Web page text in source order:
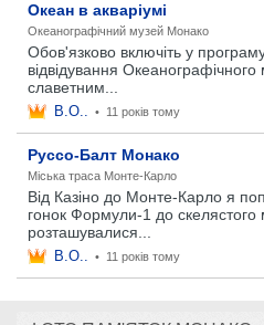
Океан в акваріумі
Океанографічний музей Монако
Обов'язково включіть у
відвідування
славетним...
B.O.. • 11 років тому
Руссо-Балт Монако
Міська траса Монте-Карло
Від Казіно до Монте-Карло я
гонок Формули-1 до скелястого
розташувалися...
B.O.. • 11 років тому